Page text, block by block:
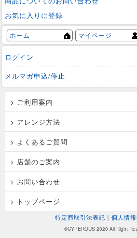
お気に入りに登録
ホーム マイページ
ログイン
メルマガ申込/停止
> ご利用案内
> アレンジ方法
> よくあるご質問
> 店舗のご案内
> お問い合わせ
> トップページ
特定商取引法表記 ｜ 個人情
©CYPEROUS 2020 All Right